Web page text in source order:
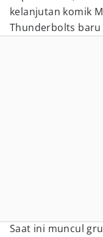
kelanjutan komik
Thunderbolts baru
Saat ini muncul